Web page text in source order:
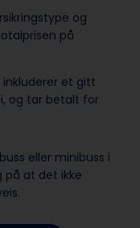
og
på
inkluderer et gitt
og tar betalt for
eller minibuss i
på at det ikke